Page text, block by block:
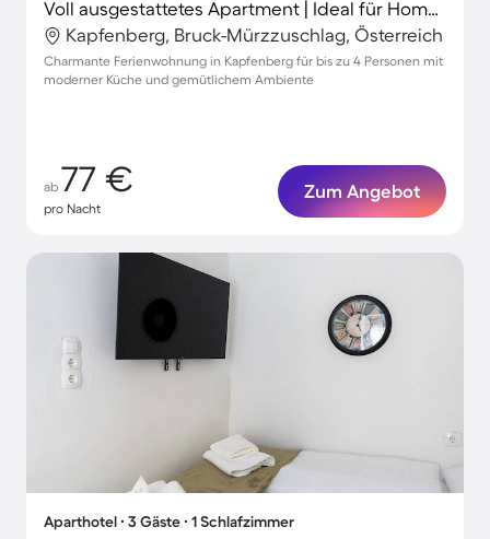
Voll ausgestattetes Apartment | Ideal für Homeoffice
Kapfenberg, Bruck-Mürzzuschlag, Österreich
Charmante Ferienwohnung in Kapfenberg für bis zu 4 Personen mit
moderner Küche und gemütlichem Ambiente
ab 77 €
pro Nacht
Zum Angebot
Aparthotel ∙ 3 Gäste ∙ 1 Schlafzimmer